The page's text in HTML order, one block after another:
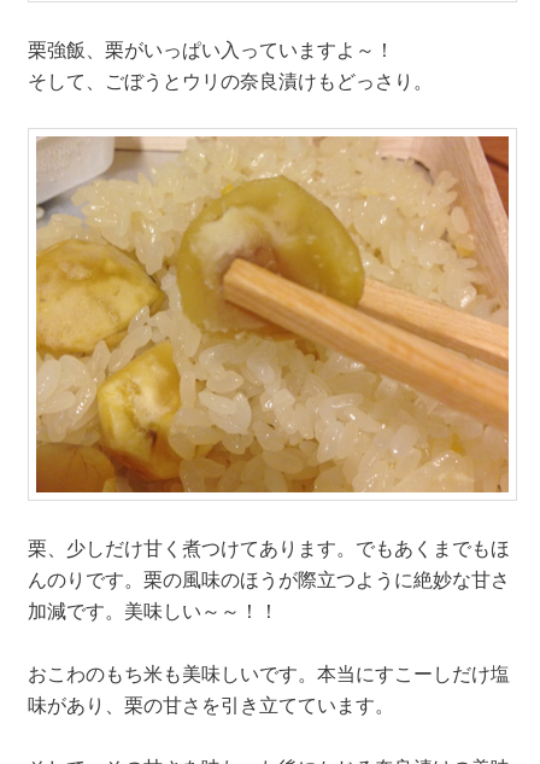
栗強飯、栗がいっぱい入っていますよ～！
そして、ごぼうとウリの奈良漬けもどっさり。
栗、少しだけ甘く煮つけてあります。でもあくまでもほ
んのりです。栗の風味のほうが際立つように絶妙な甘さ
加減です。美味しい～～！！
おこわのもち米も美味しいです。本当にすこーしだけ塩
味があり、栗の甘さを引き立てています。